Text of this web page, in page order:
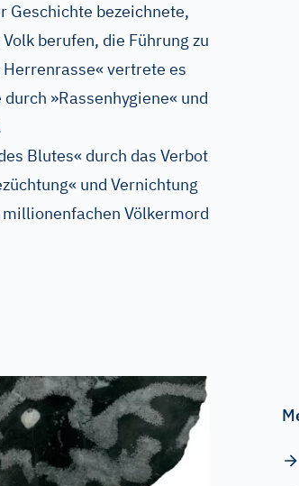
Geschichte bezeichnete,
berufen, die Führung zu
vertrete es
»Rassenhygiene« und
Blutes« durch das Verbot
und Vernichtung
Völkermord